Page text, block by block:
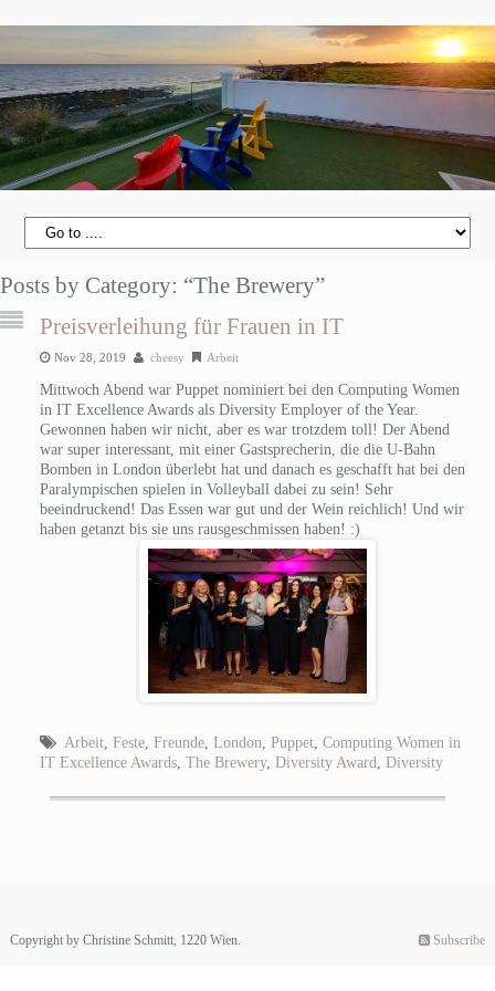
Posts by Category: “The Brewery”
Preisverleihung für Frauen in IT
Nov 28, 2019 cheesy Arbeit
Mittwoch Abend war Puppet nominiert bei den Computing Women
in IT Excellence Awards als Diversity Employer of the Year.
Gewonnen haben wir nicht, aber es war trotzdem toll! Der Abend
war super interessant, mit einer Gastsprecherin, die die U-Bahn
Bomben in London überlebt hat und danach es geschafft hat bei den
Paralympischen spielen in Volleyball dabei zu sein! Sehr
beeindruckend! Das Essen war gut und der Wein reichlich! Und wir
haben getanzt bis sie uns rausgeschmissen haben! :)
Arbeit, Feste, Freunde, London, Puppet, Computing Women in
IT Excellence Awards, The Brewery, Diversity Award, Diversity
Copyright by Christine Schmitt, 1220 Wien. Subscribe